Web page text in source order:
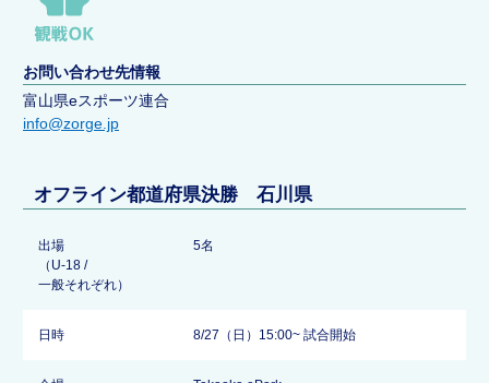
お問い合わせ先情報
富山県eスポーツ連合
info@zorge.jp
オフライン都道府県決勝 石川県
出場
（U-18 /
一般それぞれ）
5名
日時 8/27（日）15:00~ 試合開始